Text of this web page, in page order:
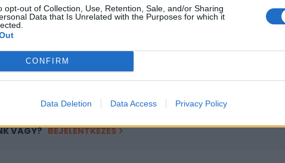
opt-out of Collection, Use, Retention, Sale, and/or Sharing
Data that Is Unrelated with the Purposes for which it
CONFIRM
Data Deletion Data Access Privacy Policy
tartalmazza:
cikkarchívum
elmúlt 2 év napon belüli
VAGY? BEJELENTKEZÉS